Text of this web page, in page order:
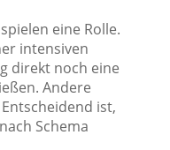
eine Rolle.
intensiven
direkt noch eine
Andere
ist,
Schema